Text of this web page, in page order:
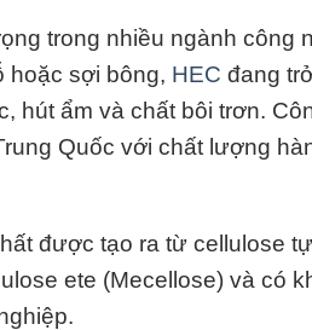
trong nhiều ngành công
hoặc sợi bông, HEC đang
hút ẩm và chất bôi trơn.
Quốc với chất lượng
được tạo ra từ cellulose
ete (Mecellose) và có